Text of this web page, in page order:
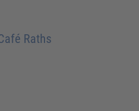
Raths